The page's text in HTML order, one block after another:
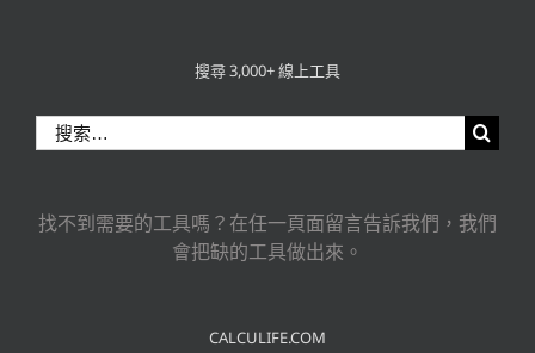
搜尋 3,000+ 線上工具
索
果：
找不到需要的工具嗎？在任一頁面留言告訴我們，我們
會把缺的工具做出來。
CALCULIFE.COM